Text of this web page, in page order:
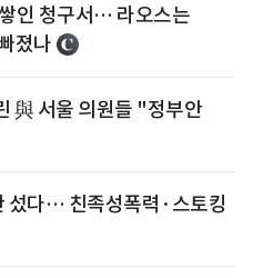
인 청구서… 라오스는
졌나
與 서울 의원들 "정부안
섰다… 친족성폭력·스토킹